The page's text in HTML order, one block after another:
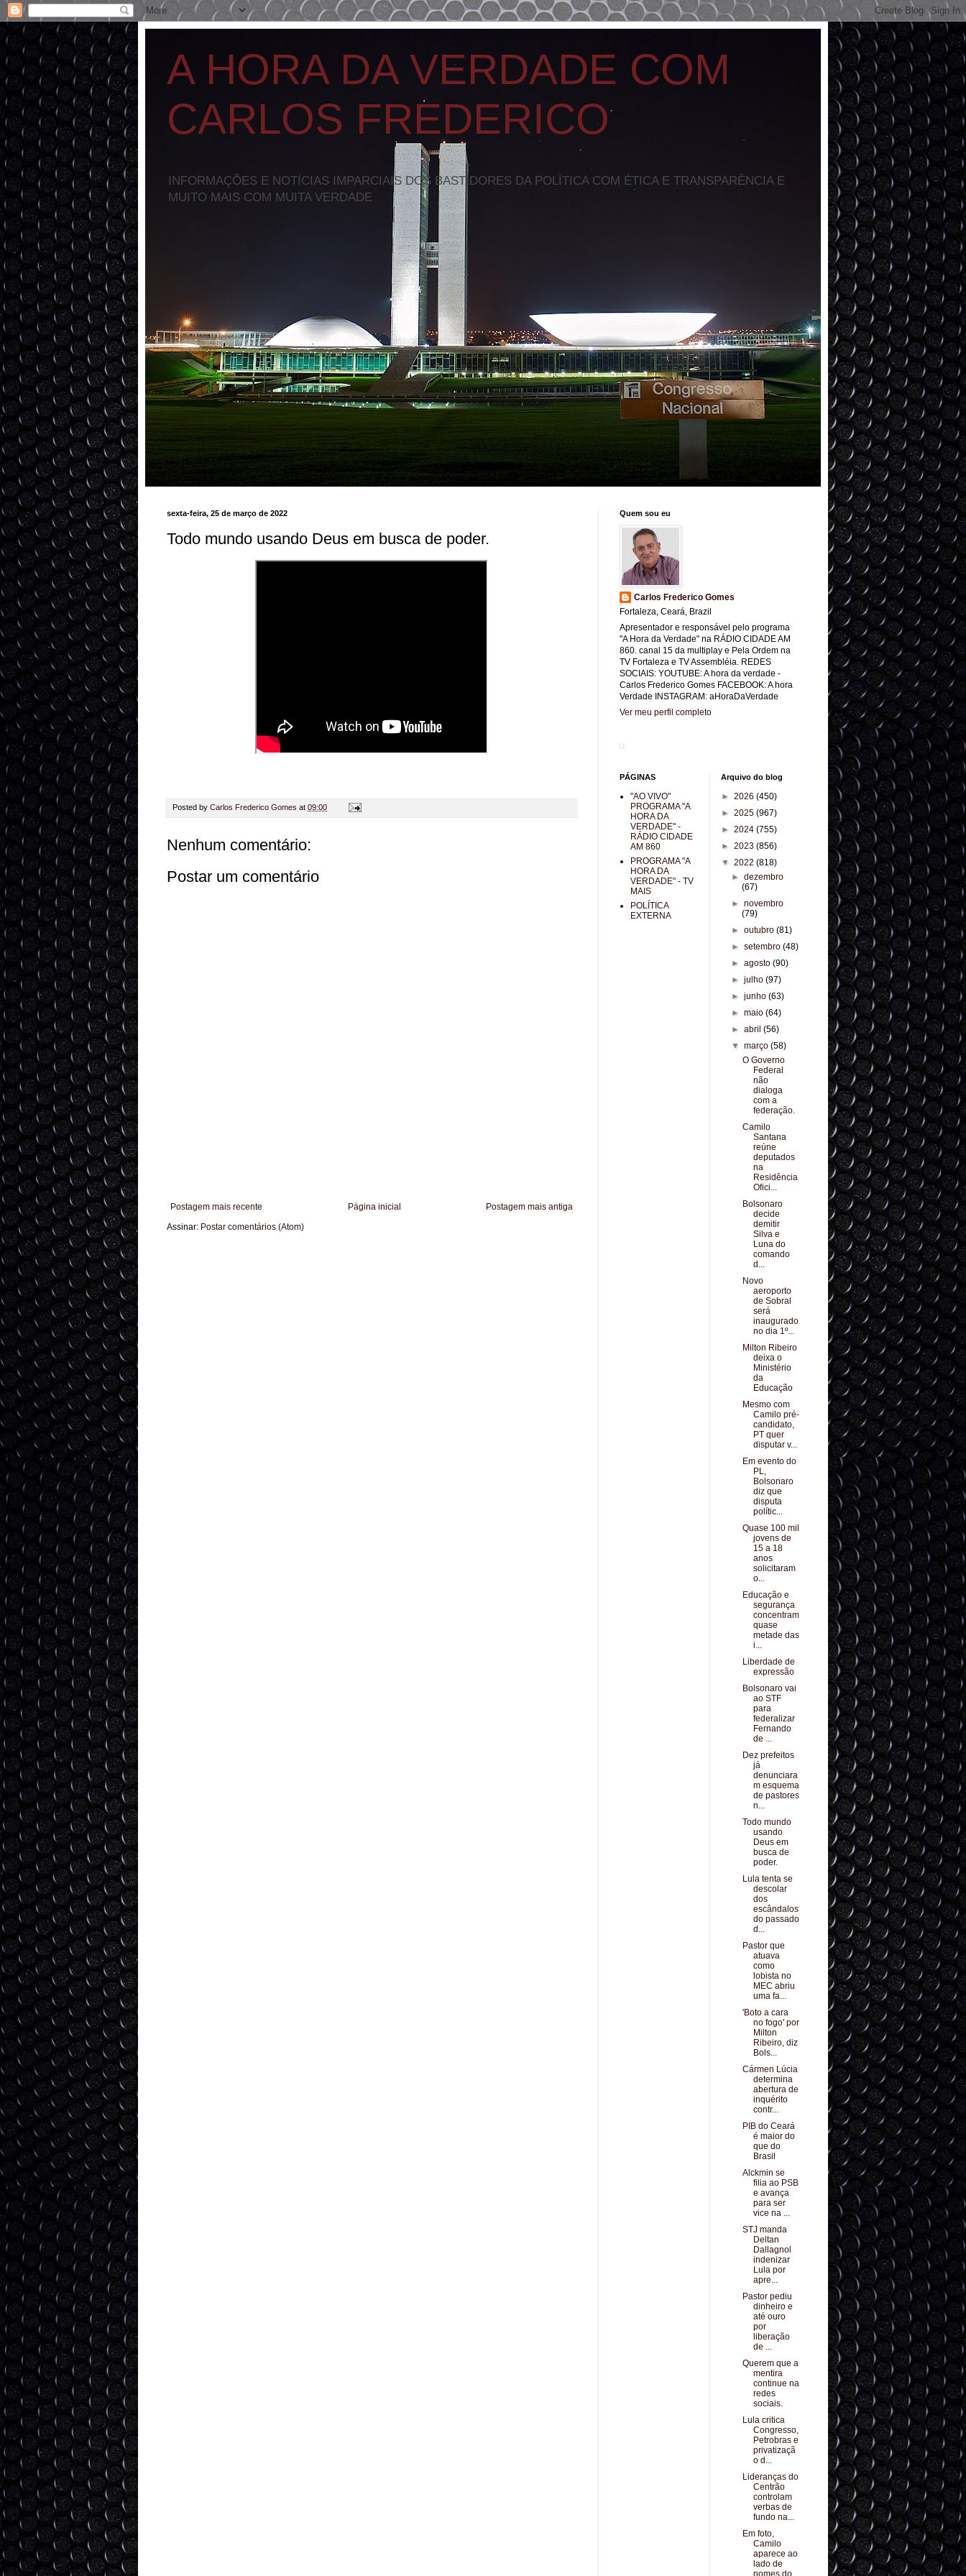
A HORA DA VERDADE COM
CARLOS FREDERICO
INFORMAÇÕES E NOTÍCIAS IMPARCIAIS DOS BASTIDORES DA POLÍTICA COM ÉTICA E TRANSPARÊNCIA E
MUITO MAIS COM MUITA VERDADE
sexta-feira, 25 de março de 2022
Todo mundo usando Deus em busca de poder.
Posted by Carlos Frederico Gomes at 09:00
Nenhum comentário:
Postar um comentário
Postagem mais recente Postagem mais antiga
Página inicial
Assinar: Postar comentários (Atom)
Quem sou eu
Carlos Frederico Gomes
Fortaleza, Ceará, Brazil
Apresentador e responsável pelo programa
"A Hora da Verdade" na RÁDIO CIDADE AM
860. canal 15 da multiplay e Pela Ordem na
TV Fortaleza e TV Assembléia. REDES
SOCIAIS: YOUTUBE: A hora da verdade -
Carlos Frederico Gomes FACEBOOK: A hora
Verdade INSTAGRAM: aHoraDaVerdade
Ver meu perfil completo
PÁGINAS
"AO VIVO"
PROGRAMA "A
HORA DA
VERDADE" -
RÁDIO CIDADE
AM 860
PROGRAMA "A
HORA DA
VERDADE" - TV
MAIS
POLÍTICA
EXTERNA
Arquivo do blog
► 2026 (450)
► 2025 (967)
► 2024 (755)
► 2023 (856)
▼ 2022 (818)
►dezembro
(67)
►novembro
(79)
►outubro(81)
►setembro(48)
►agosto(90)
►julho(97)
►junho(63)
►maio(64)
►abril(56)
▼março(58)
O Governo
Federal
não
dialoga
com a
federação.
Camilo
Santana
reúne
deputados
na
Residência
Ofici...
Bolsonaro
decide
demitir
Silva e
Luna do
comando
d...
Novo
aeroporto
de Sobral
será
inaugurado
no dia 1º...
Milton Ribeiro
deixa o
Ministério
da
Educação
Mesmo com
Camilo pré-
candidato,
PT quer
disputar v...
Em evento do
PL,
Bolsonaro
diz que
disputa
polític...
Quase 100 mil
jovens de
15 a 18
anos
solicitaram
o...
Educação e
segurança
concentram
quase
metade das
i...
Liberdade de
expressão
Bolsonaro vai
ao STF
para
federalizar
Fernando
de ...
Dez prefeitos
já
denunciara
m esquema
de pastores
n...
Todo mundo
usando
Deus em
busca de
poder.
Lula tenta se
descolar
dos
escândalos
do passado
d...
Pastor que
atuava
como
lobista no
MEC abriu
uma fa...
'Boto a cara
no fogo' por
Milton
Ribeiro, diz
Bols...
Cármen Lúcia
determina
abertura de
inquérito
contr...
PIB do Ceará
é maior do
que do
Brasil
Alckmin se
filia ao PSB
e avança
para ser
vice na ...
STJ manda
Deltan
Dallagnol
indenizar
Lula por
apre...
Pastor pediu
dinheiro e
até ouro
por
liberação
de ...
Querem que a
mentira
continue na
redes
sociais.
Lula critica
Congresso,
Petrobras e
privatizaçã
o d...
Lideranças do
Centrão
controlam
verbas de
fundo na...
Em foto,
Camilo
aparece ao
lado de
nomes do